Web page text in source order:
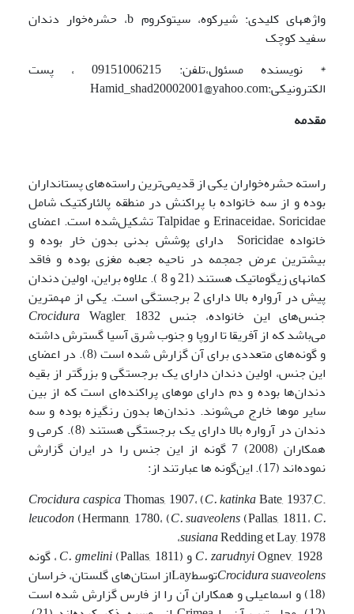
واژه­های کلیدی: شیرکوه، سیتوکروم b، حشره‌خوار دندان
سفید کوچک
* نویسنده مسئول،تلفن: 09151006215 ، پست
الکترونیکی:Hamid_shad20002001@yahoo.com
مقدمه
راسته حشره‌خواران یکی از قدیمی‌ترین راسته‌های پستانداران
بوده و از سه خانواده با پراکنش در منطقه پالئارکتیک شامل
Erinaceidae، Soricidae و Talpidae تشکیل‌شده است. اعضای
خانواده Soricidae دارای پوشش بدنی بدون خار بوده و
بیشترین عرض جمجمه در ناحیه جعبه مغزی بوده و فاقد
کمانهای زیگوماتیک هستند (21 و 8 ). علاوه براین، اولین دندان
پیش در آرواره بالا دارای 2 برجستگی است. یکی از مهمترین
جنس‌های این خانواده، جنس
Crocidura Wagler, 1832
می‌باشد که از آفریقا تا اروپا و جنوب شرق آسیا گسترش داشته
و گونه‌های متعددی برای آن گزارش شده است (8). در اعضای
این جنس، اولین دندان دارای یک برجستگی و بزرگتر از بقیه
دندان‌ها بوده و دم دارای موهای پراکنده‌ای است که از بین
سایر موها خارج می‌شوند. دندان‌ها بدون رنگیزه بوده و سه
دندان در آرواره بالا دارای یک برجستگی هستند (8). کرمی و
همکاران (2008) 7 گونه از این جنس را در ایران گزارش
نموده‌اند (17). این‌گونه ها عبارتند از:
CrociduracaspicaThomas, 1907، (C. katinkaBate, 1937,C.
leucodon(Hermann, 1780، (C. suaveolens(Pallas, 1811، C.
susianaRedding et Lay, 1978،
C. zarudnyiOgnev, 1928 و ( C. gmelini(Pallas, 1811 ، گونه
Crocidura suaveolens
توسطLayاز استان‌های گلستان، خراسان
(18) و اسماعیلی و همکاران آن را از فارس گزارش شده است